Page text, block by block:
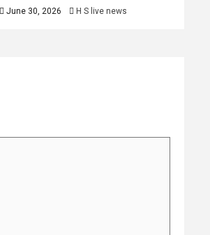
June 30, 2026 H S live news